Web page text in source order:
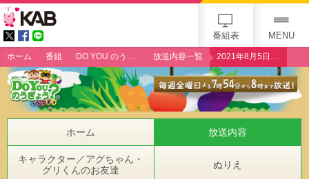
番組表 MENU
ホーム 番組 DO YOU のうぎょう？クエスチョン 放送内容一覧 2021年8月5日（木）「ミニトマト生産者・下田剣太郎さん」
ホーム 放送内容
キャラクター／アグちゃん・
グリくんのお友達
ぬりえ